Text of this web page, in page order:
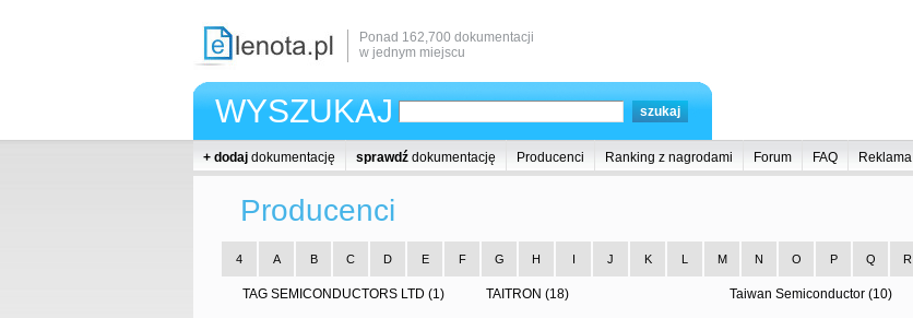
Ponad 162,700 dokumentacji
w jednym miejscu
WYSZUKAJ
+ dodaj dokumentację sprawdź dokumentację Producenci Ranking z nagrodami Forum FAQ Reklama
Producenci
4 A B C D E F G H I J K L M N O P Q R
TAG SEMICONDUCTORS LTD (1) TAITRON (18) Taiwan Semiconductor (10)